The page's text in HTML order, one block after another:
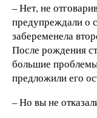
– Нет, не
предупреждали о
забеременела
После рождения
большие
предложили его
– Но вы не